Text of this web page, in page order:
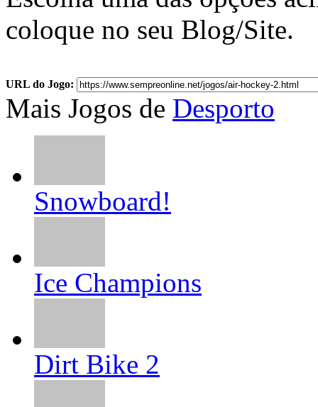
coloque no seu Blog/Site.
URL do Jogo:
Mais Jogos de Desporto
Snowboard!
Ice Champions
Dirt Bike 2